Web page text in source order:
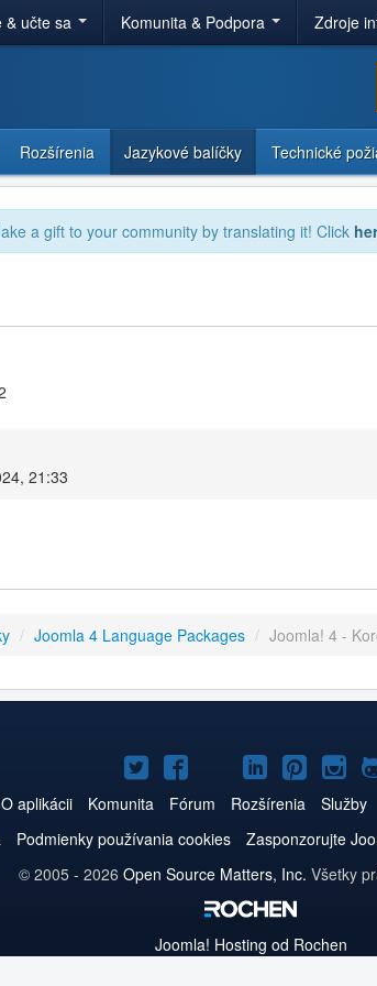
& učte sa Komunita & Podpora Zdroje
Rozšírenia Jazykové balíčky Technické
a gift to your community by translating it! Click
21:33
/ Joomla 4 Language Packages / Joomla! 4 -
Joomla!
na
Twitteri
Joomla!
na
Facebooku
Joomla!
na
YouTube
Joomla!
na
LinkedIn
na na
O aplikácii Komunita Fórum Rozšírenia Služby
Podmienky používania cookies Zasponzorujte
© 2005 - 2026 Open Source Matters, Inc. Všetky
Joomla! Hosting od Rochen